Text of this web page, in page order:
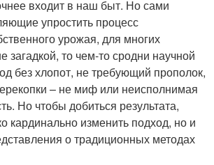
входит в наш быт. Но сами
упростить процесс
урожая, для многих
загадкой, то чем-то сродни научной
без хлопот, не требующий прополок,
– не миф или неисполнимая
Но чтобы добиться результата,
кардинально изменить подход, но и
о традиционных методах